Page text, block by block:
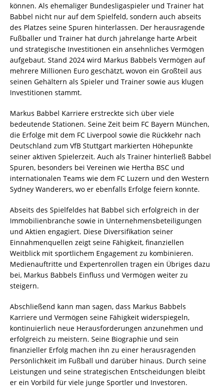
können. Als ehemaliger Bundesligaspieler und Trainer hat
Babbel nicht nur auf dem Spielfeld, sondern auch abseits
des Platzes seine Spuren hinterlassen. Der herausragende
Fußballer und Trainer hat durch jahrelange harte Arbeit
und strategische Investitionen ein ansehnliches Vermögen
aufgebaut. Stand 2024 wird Markus Babbels Vermögen auf
mehrere Millionen Euro geschätzt, wovon ein Großteil aus
seinen Gehältern als Spieler und Trainer sowie aus klugen
Investitionen stammt.
Markus Babbel Karriere erstreckte sich über viele
bedeutende Stationen. Seine Zeit beim FC Bayern München,
die Erfolge mit dem FC Liverpool sowie die Rückkehr nach
Deutschland zum VfB Stuttgart markierten Höhepunkte
seiner aktiven Spielerzeit. Auch als Trainer hinterließ Babbel
Spuren, besonders bei Vereinen wie Hertha BSC und
internationalen Teams wie dem FC Luzern und den Western
Sydney Wanderers, wo er ebenfalls Erfolge feiern konnte.
Abseits des Spielfeldes hat Babbel sich erfolgreich in der
Immobilienbranche sowie in Unternehmensbeteiligungen
und Aktien engagiert. Diese Diversifikation seiner
Einnahmenquellen zeigt seine Fähigkeit, finanziellen
Weitblick mit sportlichem Engagement zu kombinieren.
Medienauftritte und Expertenrollen tragen ein Übriges dazu
bei, Markus Babbels Einfluss und Vermögen weiter zu
steigern.
Abschließend kann man sagen, dass Markus Babbels
Karriere und Vermögen seine Fähigkeit widerspiegeln,
kontinuierlich neue Herausforderungen anzunehmen und
erfolgreich zu meistern. Seine Biographie und sein
finanzieller Erfolg machen ihn zu einer herausragenden
Persönlichkeit im Fußball und darüber hinaus. Durch seine
Leistungen und seine strategischen Entscheidungen bleibt
er ein Vorbild für viele junge Sportler und Investoren.